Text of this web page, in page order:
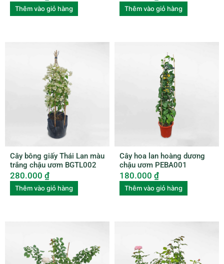
Thêm vào giỏ hàng Thêm vào giỏ hàng
Cây bông giấy Thái Lan màu
trắng chậu ươm BGTL002
280.000 ₫
Thêm vào giỏ hàng
Cây hoa lan hoàng dương
chậu ươm PEBA001
180.000 ₫
Thêm vào giỏ hàng